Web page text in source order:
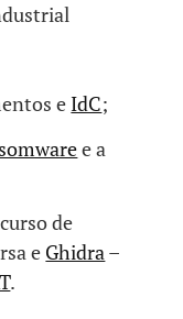
e IdC;
e a
de
e Ghidra–
.